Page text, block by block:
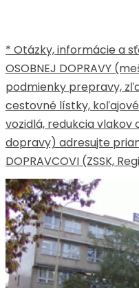
* Otázky, informácie a
OSOBNEJ DOPRAVY
podmienky prepravy,
cestovné lístky,
vozidlá, redukcia vlakov
dopravy) adresujte
DOPRAVCOVI (ZSSK,